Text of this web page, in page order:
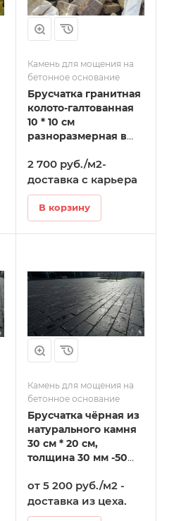
Камень для мощения на
бетонное основание
Брусчатка гранитная
колото-галтованная
10 * 10 см
разноразмерная в
2 700 руб./м2-
доставка с карьера
В корзину
Камень для мощения на
бетонное основание
Брусчатка чёрная из
натурального камня
30 см * 20 см,
толщина 30 мм -50
от 5 200 руб./м2 -
доставка из цеха.